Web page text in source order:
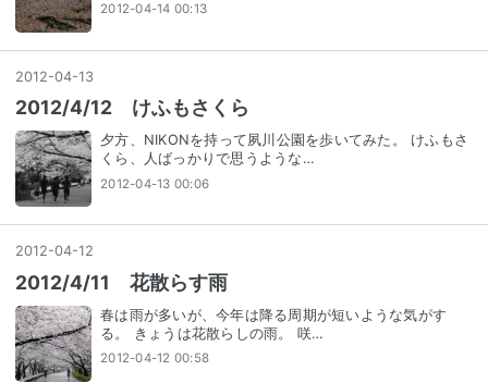
2012-04-14 00:13
2012-04-13
2012/4/12 けふもさくら
夕方、NIKONを持って夙川公園を歩いてみた。 けふもさ
くら、人ばっかりで思うような…
2012-04-13 00:06
2012-04-12
2012/4/11 花散らす雨
春は雨が多いが、今年は降る周期が短いような気がす
る。 きょうは花散らしの雨。 咲…
2012-04-12 00:58